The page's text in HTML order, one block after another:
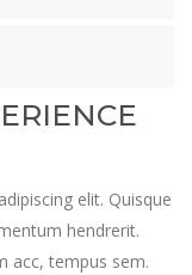
elit. Quisque
hendrerit.
acc, tempus sem.